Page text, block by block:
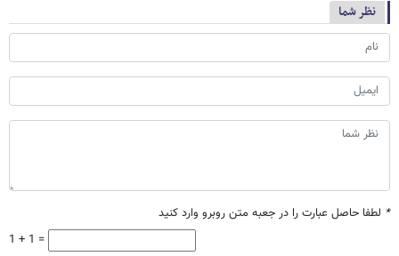
نظر شما
* لطفا حاصل عبارت را در جعبه متن روبرو وارد کنید
1 + 1 =